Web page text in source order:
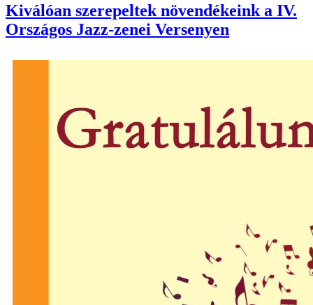
Kiválóan szerepeltek növendékeink a IV.
Országos Jazz-zenei Versenyen